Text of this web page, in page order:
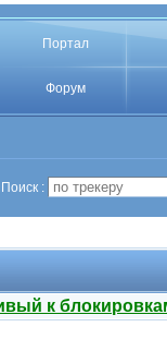
Портал
Форум
Поиск :
к